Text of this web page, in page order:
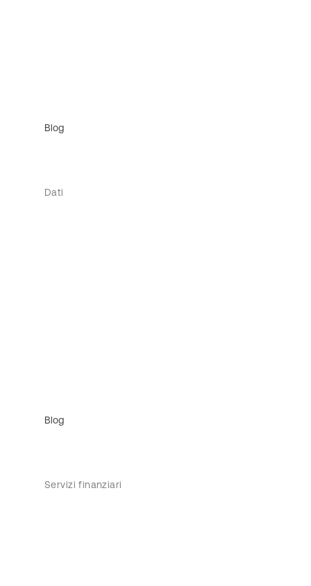
Blog
Dati
Blog
Servizi finanziari